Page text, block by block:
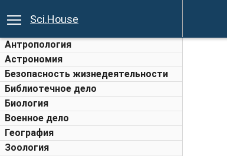
Sci.House
Антропология
Астрономия
Безопасность жизнедеятельности
Библиотечное дело
Биология
Военное дело
География
Зоология